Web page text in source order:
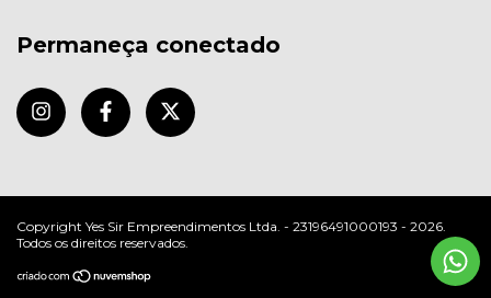
Permaneça conectado
Copyright Yes Sir Empreendimentos Ltda. - 23196491000193 - 2026.
Todos os direitos reservados.